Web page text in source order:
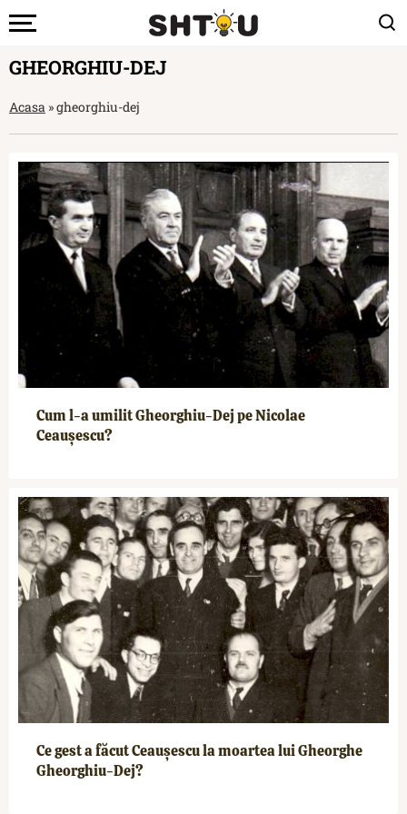
GHEORGHIU-DEJ
Acasa »gheorghiu-dej
Cum l-a umilit Gheorghiu-Dej pe Nicolae
Ceaușescu?
Ce gest a făcut Ceaușescu la moartea lui Gheorghe
Gheorghiu-Dej?